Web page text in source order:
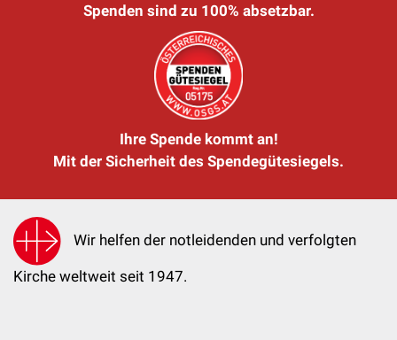
Spenden sind zu 100% absetzbar.
Ihre Spende kommt an!
Mit der Sicherheit des Spendegütesiegels.
Wir helfen der notleidenden und verfolgten
Kirche weltweit seit 1947.